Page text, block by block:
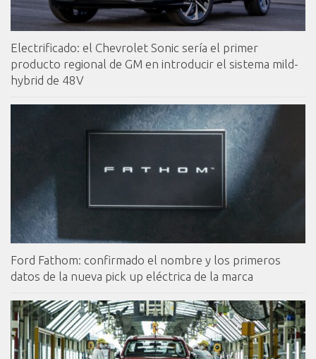
Electrificado: el Chevrolet Sonic sería el primer
producto regional de GM en introducir el sistema mild-
hybrid de 48V
Ford Fathom: confirmado el nombre y los primeros
datos de la nueva pick up eléctrica de la marca